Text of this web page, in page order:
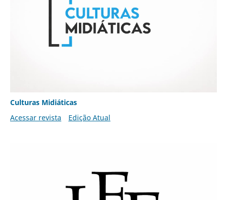
Culturas Midiáticas
Acessar revista
Edição Atual